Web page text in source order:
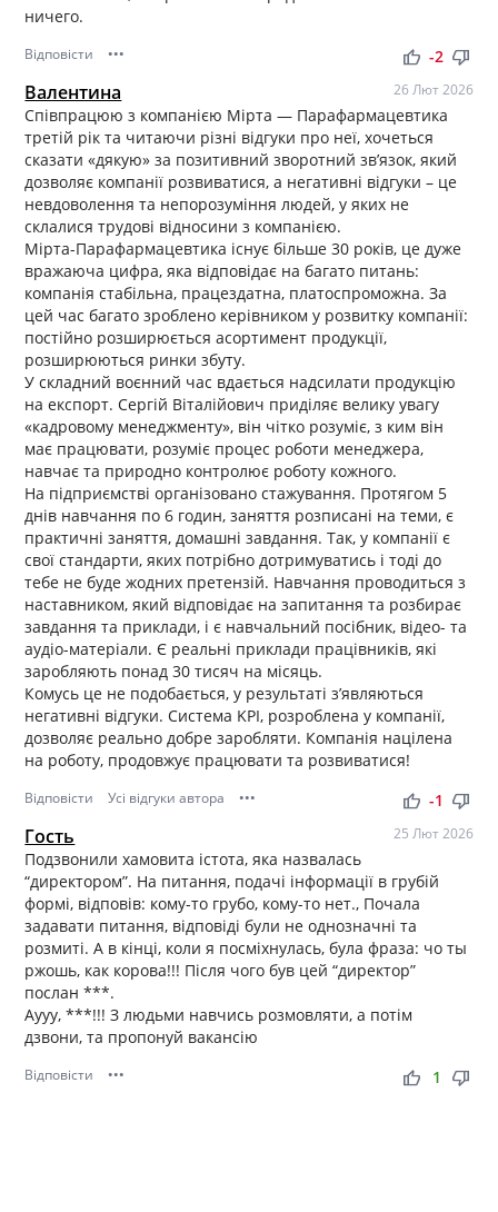
ничего.
Відповісти ••• thumb_up thumb_down
-2
Валентина 26 Лют 2026
Співпрацюю з компанією Мірта — Парафармацевтика
третій рік та читаючи різні відгуки про неї, хочеться
сказати «дякую» за позитивний зворотний зв’язок, який
дозволяє компанії розвиватися, а негативні відгуки – це
невдоволення та непорозуміння людей, у яких не
склалися трудові відносини з компанією.
Мірта-Парафармацевтика існує більше 30 років, це дуже
вражаюча цифра, яка відповідає на багато питань:
компанія стабільна, працездатна, платоспроможна. За
цей час багато зроблено керівником у розвитку компанії:
постійно розширюється асортимент продукції,
розширюються ринки збуту.
У складний воєнний час вдається надсилати продукцію
на експорт. Сергій Віталійович приділяє велику увагу
«кадровому менеджменту», він чітко розуміє, з ким він
має працювати, розуміє процес роботи менеджера,
навчає та природно контролює роботу кожного.
На підприємстві організовано стажування. Протягом 5
днів навчання по 6 годин, заняття розписані на теми, є
практичні заняття, домашні завдання. Так, у компанії є
свої стандарти, яких потрібно дотримуватись і тоді до
тебе не буде жодних претензій. Навчання проводиться з
наставником, який відповідає на запитання та розбирає
завдання та приклади, і є навчальний посібник, відео- та
аудіо-матеріали. Є реальні приклади працівників, які
заробляють понад 30 тисяч на місяць.
Комусь це не подобається, у результаті з’являються
негативні відгуки. Система KPI, розроблена у компанії,
дозволяє реально добре заробляти. Компанія націлена
на роботу, продовжує працювати та розвиватися!
Відповісти Усі відгуки автора ••• thumb_up thumb_down
-1
Гость 25 Лют 2026
Подзвонили хамовита істота, яка назвалась
“директором”. На питання, подачі інформації в грубій
формі, відповів: кому-то грубо, кому-то нет., Почала
задавати питання, відповіді були не однозначні та
розмиті. А в кінці, коли я посміхнулась, була фраза: чо ты
ржошь, как корова!!! Після чого був цей “директор”
послан ***.
Аууу, ***!!! З людьми навчись розмовляти, а потім
дзвони, та пропонуй вакансію
Відповісти ••• thumb_up thumb_down
1